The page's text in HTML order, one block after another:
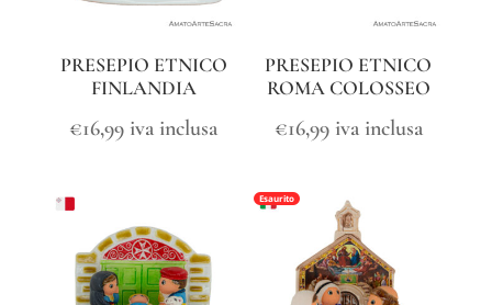
PRESEPIO ETNICO
FINLANDIA
€16,99 iva inclusa
PRESEPIO ETNICO
ROMA COLOSSEO
€16,99 iva inclusa
Esaurito